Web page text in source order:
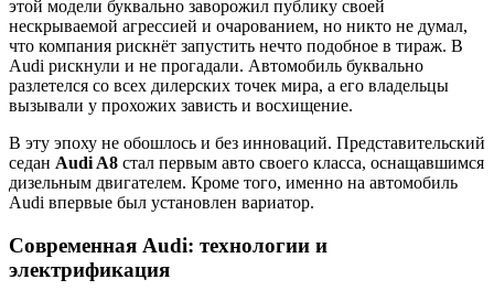
этой модели буквально заворожил публику своей
нескрываемой агрессией и очарованием, но никто не думал,
что компания рискнёт запустить нечто подобное в тираж. В
Audi рискнули и не прогадали. Автомобиль буквально
разлетелся со всех дилерских точек мира, а его владельцы
вызывали у прохожих зависть и восхищение.
В эту эпоху не обошлось и без инноваций. Представительский
седан Audi A8 стал первым авто своего класса, оснащавшимся
дизельным двигателем. Кроме того, именно на автомобиль
Audi впервые был установлен вариатор.
Современная Audi: технологии и
электрификация